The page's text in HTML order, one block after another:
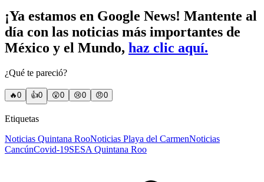
¡Ya estamos en Google News! Mantente al
día con las noticias más importantes de
México y el Mundo, haz clic aquí.
¿Qué te pareció?
🔥0 👍0 😲0 😢0 😠0
Etiquetas
Noticias Quintana RooNoticias Playa del CarmenNoticias
CancúnCovid-19SESA Quintana Roo